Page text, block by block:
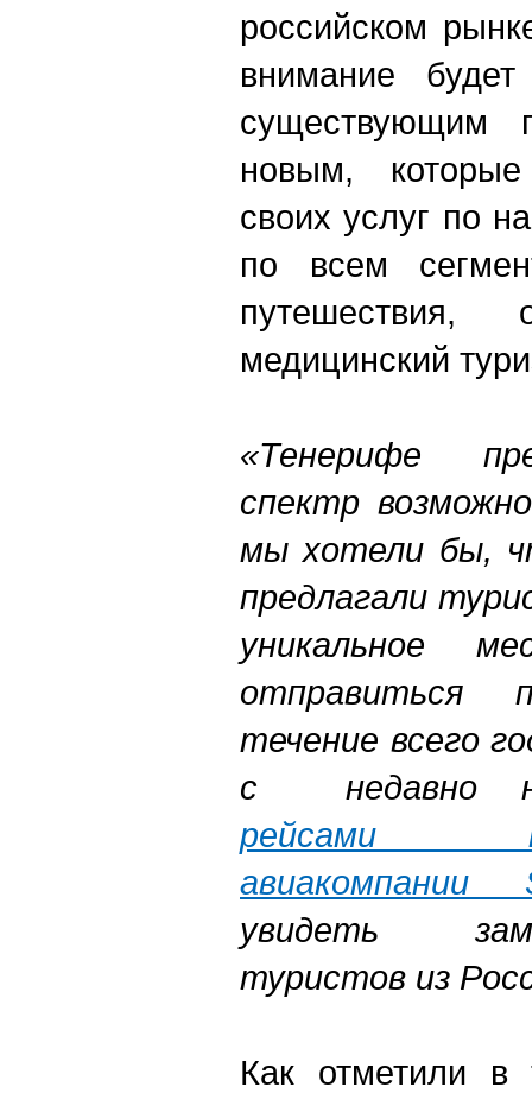
российском
внимание
новым,
своих услуг по
по всем
путешествия,
медицинский
«Тенерифе
спектр
мы хотели бы,
предлагали
уникальное
отправиться
течение всего
с недавно
рейсами
авиакомпании
увидеть
туристов из
Как отметили в